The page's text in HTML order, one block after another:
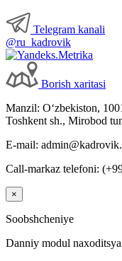
Telegram kanali
@ru_kadrovik
Borish хaritasi
Manzil: Oʻzbekiston,
Toshkent sh., Mirobod
E-mail:
Call-markaz telefoni:
×
Soobshcheniye
Danniy modul